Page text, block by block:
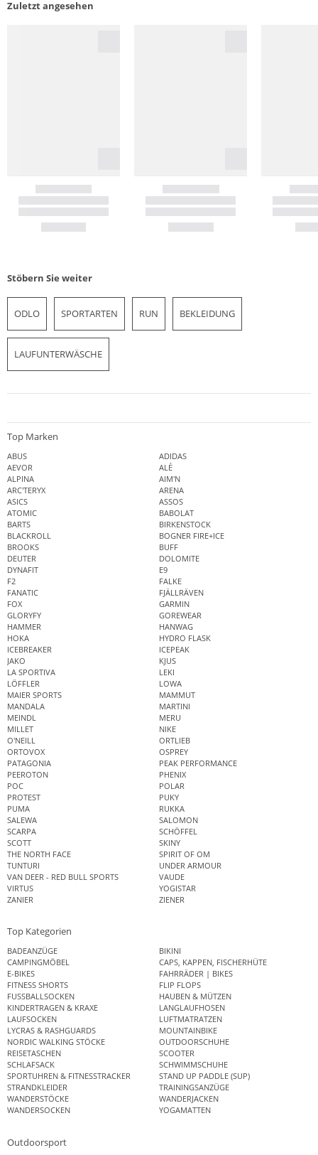
Zuletzt angesehen
Stöbern Sie weiter
ODLO SPORTARTEN RUN BEKLEIDUNG
LAUFUNTERWÄSCHE
Top Marken
ABUS
ADIDAS
AEVOR
ALÉ
ALPINA
AIM'N
ARC'TERYX
ARENA
ASICS
ASSOS
ATOMIC
BABOLAT
BARTS
BIRKENSTOCK
BLACKROLL
BOGNER FIRE+ICE
BROOKS
BUFF
DEUTER
DOLOMITE
DYNAFIT
E9
F2
FALKE
FANATIC
FJÄLLRÄVEN
FOX
GARMIN
GLORYFY
GOREWEAR
HAMMER
HANWAG
HOKA
HYDRO FLASK
ICEBREAKER
ICEPEAK
JAKO
KJUS
LA SPORTIVA
LEKI
LÖFFLER
LOWA
MAIER SPORTS
MAMMUT
MANDALA
MARTINI
MEINDL
MERU
MILLET
NIKE
O'NEILL
ORTLIEB
ORTOVOX
OSPREY
PATAGONIA
PEAK PERFORMANCE
PEEROTON
PHENIX
POC
POLAR
PROTEST
PUKY
PUMA
RUKKA
SALEWA
SALOMON
SCARPA
SCHÖFFEL
SCOTT
SKINY
THE NORTH FACE
SPIRIT OF OM
TUNTURI
UNDER ARMOUR
VAN DEER - RED BULL SPORTS
VAUDE
VIRTUS
YOGISTAR
ZANIER
ZIENER
Top Kategorien
BADEANZÜGE
BIKINI
CAMPINGMÖBEL
CAPS, KAPPEN, FISCHERHÜTE
E-BIKES
FAHRRÄDER | BIKES
FITNESS SHORTS
FLIP FLOPS
FUSSBALLSOCKEN
HAUBEN & MÜTZEN
KINDERTRAGEN & KRAXE
LANGLAUFHOSEN
LAUFSOCKEN
LUFTMATRATZEN
LYCRAS & RASHGUARDS
MOUNTAINBIKE
NORDIC WALKING STÖCKE
OUTDOORSCHUHE
REISETASCHEN
SCOOTER
SCHLAFSACK
SCHWIMMSCHUHE
SPORTUHREN & FITNESSTRACKER
STAND UP PADDLE (SUP)
STRANDKLEIDER
TRAININGSANZÜGE
WANDERSTÖCKE
WANDERJACKEN
WANDERSOCKEN
YOGAMATTEN
Outdoorsport